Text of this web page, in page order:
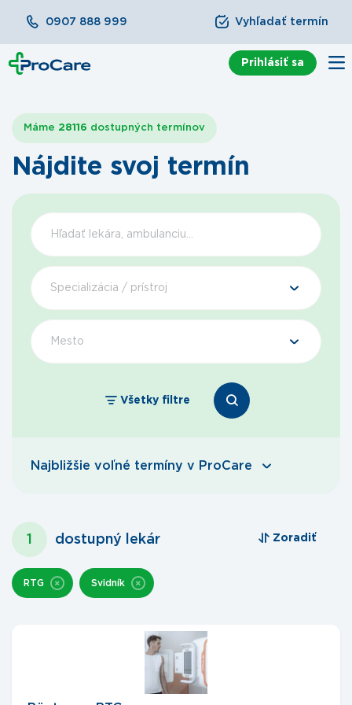
0907 888 999 Vyhľadať termín
Prihlásiť sa
Nájdite svoj termín
Máme 28116 dostupných termínov
Špecializácia / prístroj
Mesto
Všetky filtre
Najbližšie voľné termíny v ProCare
1 dostupný lekár Zoradiť
RTG Svidník